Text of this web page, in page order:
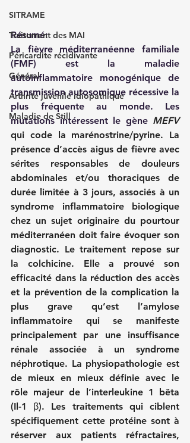
SITRAME
Traitement des MAI
Péricardite récidivante
Général
Arthrite juvénile idiopathique
Maladie de Still
Résumé:
La fièvre méditerranéenne familiale
(FMF) est la maladie
autoinflammatoire monogénique de
transmission autosomique récessive la
plus fréquente au monde. Les
mutations intéressent le gène MEFV
qui code la marénostrine/pyrine. La
présence d’accès aigus de fièvre avec
sérites responsables de douleurs
abdominales et/ou thoraciques de
durée limitée à 3 jours, associés à un
syndrome inflammatoire biologique
chez un sujet originaire du pourtour
méditerranéen doit faire évoquer son
diagnostic. Le traitement repose sur
la colchicine. Elle a prouvé son
efficacité dans la réduction des accès
et la prévention de la complication la
plus grave qu’est l’amylose
inflammatoire qui se manifeste
principalement par une insuffisance
rénale associée à un syndrome
néphrotique. La physiopathologie est
de mieux en mieux définie avec le
rôle majeur de l’interleukine 1 bêta
(Il-1 β). Les traitements qui ciblent
spécifiquement cette protéine sont à
réserver aux patients réfractaires,